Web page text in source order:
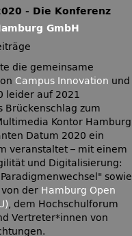
- Die Konferenz
GmbH
die gemeinsame
Campus Innovation und
leider auf 2021
Brückenschlag zum
Kontor Hamburg
Datum 2020 ein
veranstaltet – mit einem
und Digitalisierung:
sowie
von der Hamburg Open
, dem Hochschulforum
Vertreter*innen von